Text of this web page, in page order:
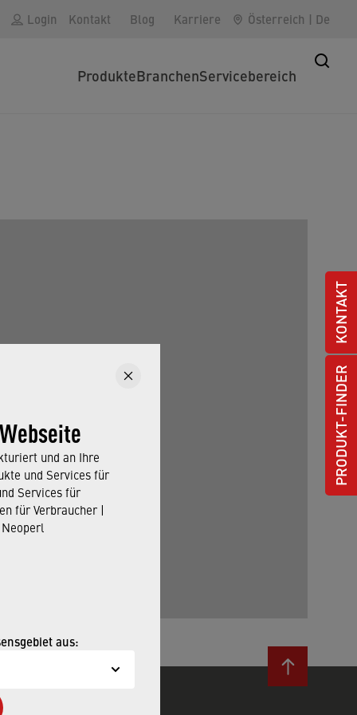
Login Kontakt Blog Karriere Österreich | De
ProdukteBranchenServicebereich
und an Ihre
und Services für
Services für
für Verbraucher |
aus:
PRODUKT-FINDER
KONTAKT